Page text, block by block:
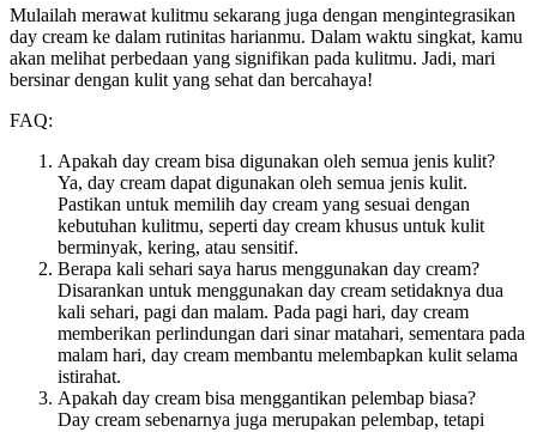
Mulailah merawat kulitmu sekarang juga dengan mengintegrasikan
day cream ke dalam rutinitas harianmu. Dalam waktu singkat, kamu
akan melihat perbedaan yang signifikan pada kulitmu. Jadi, mari
bersinar dengan kulit yang sehat dan bercahaya!
FAQ:
Apakah day cream bisa digunakan oleh semua jenis kulit?
Ya, day cream dapat digunakan oleh semua jenis kulit.
Pastikan untuk memilih day cream yang sesuai dengan
kebutuhan kulitmu, seperti day cream khusus untuk kulit
berminyak, kering, atau sensitif.
Berapa kali sehari saya harus menggunakan day cream?
Disarankan untuk menggunakan day cream setidaknya dua
kali sehari, pagi dan malam. Pada pagi hari, day cream
memberikan perlindungan dari sinar matahari, sementara pada
malam hari, day cream membantu melembapkan kulit selama
istirahat.
Apakah day cream bisa menggantikan pelembap biasa?
Day cream sebenarnya juga merupakan pelembap, tetapi